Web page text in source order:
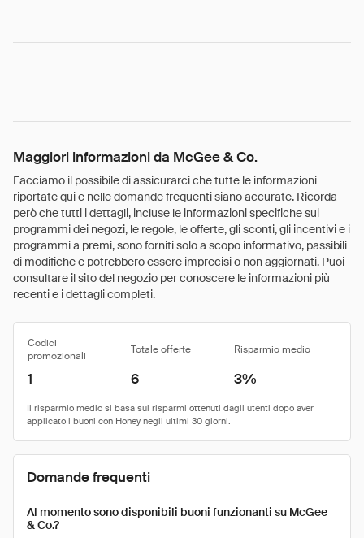
Maggiori informazioni da McGee & Co.
Facciamo il possibile di assicurarci che tutte le informazioni
riportate qui e nelle domande frequenti siano accurate. Ricorda
però che tutti i dettagli, incluse le informazioni specifiche sui
programmi dei negozi, le regole, le offerte, gli sconti, gli incentivi e i
programmi a premi, sono forniti solo a scopo informativo, passibili
di modifiche e potrebbero essere imprecisi o non aggiornati. Puoi
consultare il sito del negozio per conoscere le informazioni più
recenti e i dettagli completi.
Codici
promozionali
Totale offerte Risparmio medio
1 6 3%
Domande frequenti
Al momento sono disponibili buoni funzionanti su McGee
& Co.?